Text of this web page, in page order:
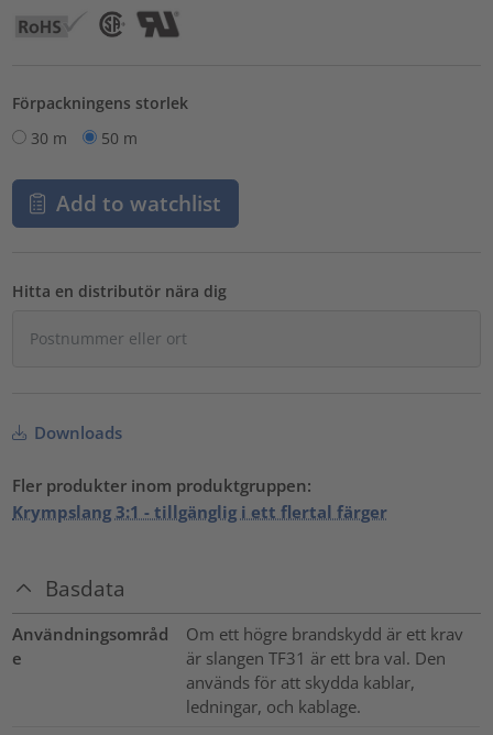
Förpackningens storlek
30 m
50 m
Add to watchlist
Hitta en distributör nära dig
Downloads
Fler produkter inom produktgruppen:
Krympslang 3:1 - tillgänglig i ett flertal färger
Basdata
Användningsområd
e
Om ett högre brandskydd är ett krav
är slangen TF31 är ett bra val. Den
används för att skydda kablar,
ledningar, och kablage.